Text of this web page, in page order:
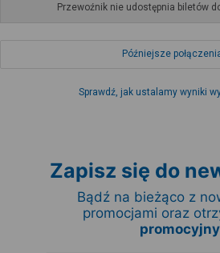
Przewoźnik nie udostępnia biletów
Późniejsze
Sprawdź, jak ustalamy wyniki
Zapisz się do
Bądź na bieżąco z
promocjami oraz
promocyjny